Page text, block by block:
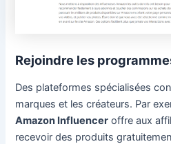
Rejoindre les
Des plateformes spécialisées
marques et les créateurs. Par
Amazon Influencer offre aux
recevoir des produits